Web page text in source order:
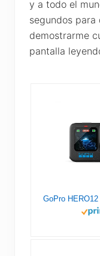
y a todo el
segundos para
demostrarme
pantalla